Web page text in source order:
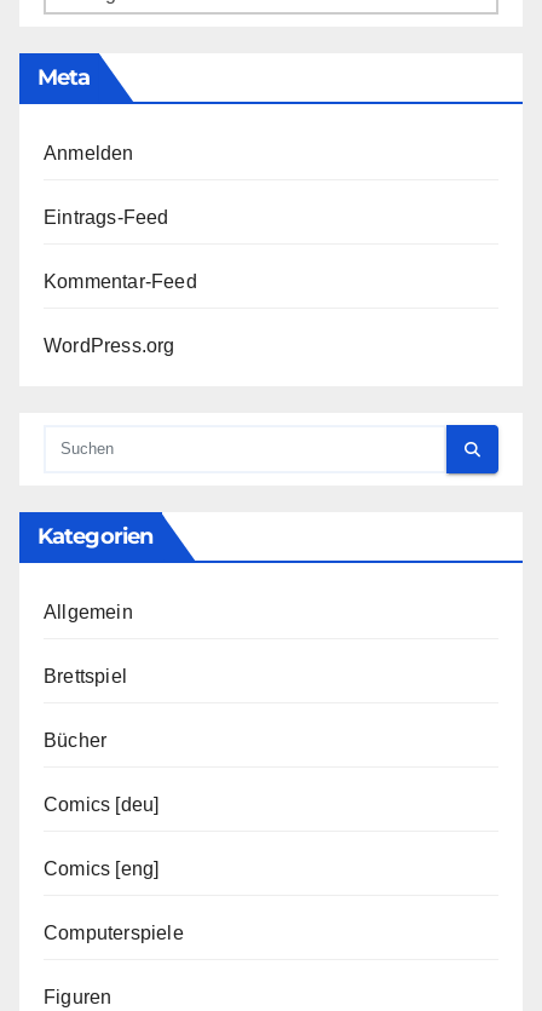
Meta
Anmelden
Eintrags-Feed
Kommentar-Feed
WordPress.org
Kategorien
Allgemein
Brettspiel
Bücher
Comics [deu]
Comics [eng]
Computerspiele
Figuren